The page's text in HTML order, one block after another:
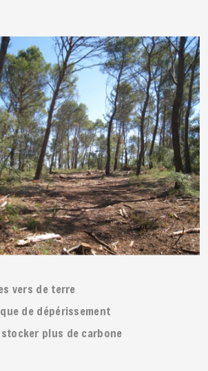
vers de terre
de dépérissement
plus de carbone